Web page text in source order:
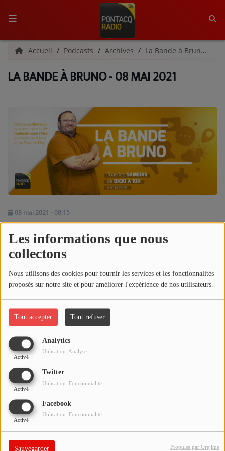
Les informations que nous
collectons
Nous utilisons des cookies pour fournir les services et les fonctionnalités
proposés sur notre site et pour améliorer l'expérience de nos utilisateurs.
Tout accepter Tout refuser
Analytics
Activé
Utilisation: Analyse
Twitter
Activé
Utilisation: Fonctionnalité
Facebook
Activé
Utilisation: Fonctionnalité
Sauvegarder Propulsé par Orejime
ACCUEIL
RADIO
L'ÉQUIPE
GRILLE DES PROGRAMMES
C'ÉTAIT QUOI CE TITRE ?
MÉDIAS
PODCASTS - SAISON 2026/2027
NOS PROGRAMMES COURTS
ARCHIVES - SAISONS PASSÉES
VOS ÉMISSIONS EN IMAGES
PHOTOS
ANNONCEURS & ESPACE PRO
VOTRE PUBLICITÉ SUR PONTACQ RADIO
LOCATION DE STUDIOS
ÉDUCATION AUX MÉDIAS ET À
L'INFORMATION
EN QUOI ÇA CONSISTE ?
ÉCOUTEZ LES PRODUCTIONS
Accueil Podcasts Archives La Bande à Bruno | Archives
LA BANDE À BRUNO - 08 MAI 2021
08 mai 2021 - 08:15
Écouter le podcast
Télécharger le podcast
Réécoutez l'émission LA BANDE À BRUNO du samedi 08 mai
2021 !